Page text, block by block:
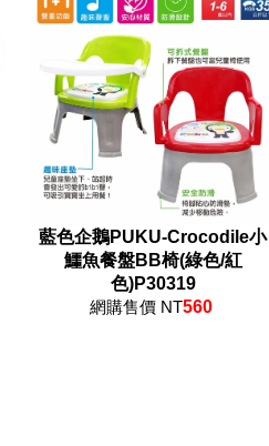
藍色企鵝PUKU-Crocodile小
鱷魚餐盤BB椅(綠色/紅
色)P30319
網購售價 NT560